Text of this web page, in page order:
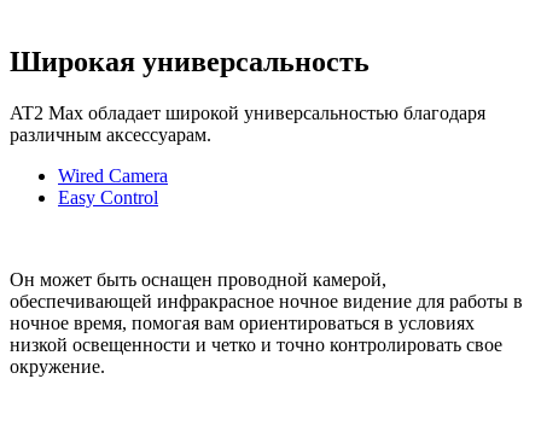
Широкая универсальность
AT2 Max обладает широкой универсальностью благодаря
различным аксессуарам.
Wired Camera
Easy Control
Он может быть оснащен проводной камерой,
обеспечивающей инфракрасное ночное видение для работы в
ночное время, помогая вам ориентироваться в условиях
низкой освещенности и четко и точно контролировать свое
окружение.